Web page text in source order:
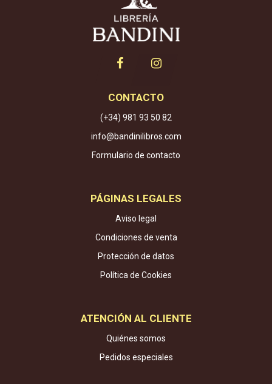
CONTACTO
(+34) 981 93 50 82
info@bandinilibros.com
Formulario de contacto
PÁGINAS LEGALES
Aviso legal
Condiciones de venta
Protección de datos
Política de Cookies
ATENCIÓN AL CLIENTE
Quiénes somos
Pedidos especiales